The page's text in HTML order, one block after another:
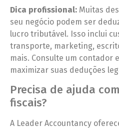
Dica profissional: Muitas
seu negócio podem ser
lucro tributável. Isso inclui
transporte, marketing,
mais. Consulte um contador
maximizar suas deduções
Precisa de ajuda
fiscais?
A Leader Accountancy